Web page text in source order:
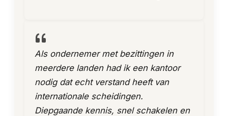
Als ondernemer met bezittingen in
meerdere landen had ik een kantoor
nodig dat echt verstand heeft van
internationale scheidingen.
Diepgaande kennis, snel schakelen en